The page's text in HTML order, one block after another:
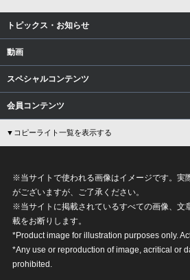
トピックス・お知らせ
動画
スペシャルコンテンツ
会員コンテンツ
▼コピーライト一覧を表示する
※当サイトで使われる画像はイメージです。実
がございますが、ご了承ください。
※当サイトに掲載されているすべての画像、文
載をお断りします。
*Product image for illustration purposes only.
*Any use or reproduction of image, acritical or
prohibited.